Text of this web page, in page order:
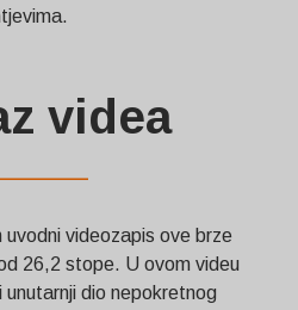
videa
uvodni videozapis ove brze
26,2 stope. U ovom videu
dio nepokretnog